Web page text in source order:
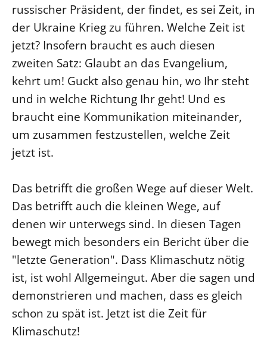
russischer Präsident, der findet, es sei Zeit, in
der Ukraine Krieg zu führen. Welche Zeit ist
jetzt? Insofern braucht es auch diesen
zweiten Satz: Glaubt an das Evangelium,
kehrt um! Guckt also genau hin, wo Ihr steht
und in welche Richtung Ihr geht! Und es
braucht eine Kommunikation miteinander,
um zusammen festzustellen, welche Zeit
jetzt ist.
Das betrifft die großen Wege auf dieser Welt.
Das betrifft auch die kleinen Wege, auf
denen wir unterwegs sind. In diesen Tagen
bewegt mich besonders ein Bericht über die
"letzte Generation". Dass Klimaschutz nötig
ist, ist wohl Allgemeingut. Aber die sagen und
demonstrieren und machen, dass es gleich
schon zu spät ist. Jetzt ist die Zeit für
Klimaschutz!
Hintergrund
MITARBEIT
Ehrenamt
Beruf
Freie Stellen
BIBLIOTHEK & ARCHIV
Beteiligungsverfahren
Beschwerdestellen
Ephoralbüro
Finanzplanung
Fundraising
IT-Service
Corporate Design
Interventionsplan